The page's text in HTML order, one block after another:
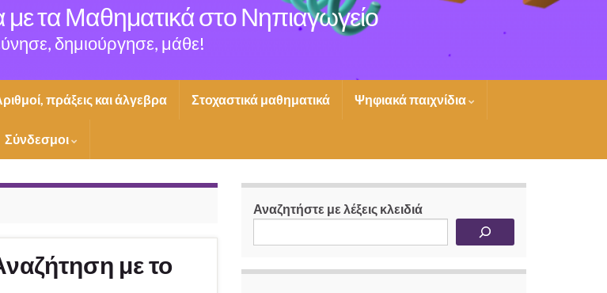
με τα Μαθηματικά στο Νηπιαγωγείο
δημιούργησε, μάθε!
πράξεις και άλγεβρα Στοχαστικά μαθηματικά Ψηφιακά παιχνίδια
Σύνδεσμοι
με το
Αναζητήστε με λέξεις κλειδιά